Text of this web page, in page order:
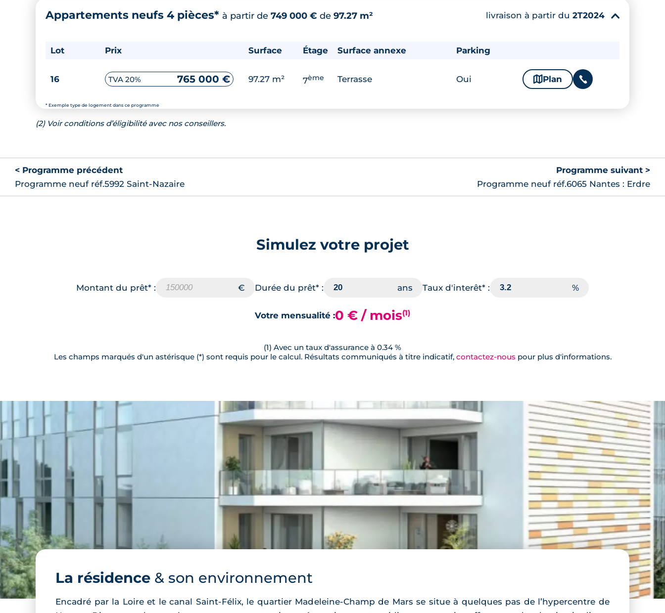
Appartements neufs 4 pièces* à partir de 749 000 € de 97.27 m²
* Exemple type de logement dans ce programme
livraison à partir du 2T2024 ▾
Lot Prix Surface Étage Surface annexe Parking
16 TVA 20% 765 000 € 97.27 m² 7ème Terrasse Oui 🗞 Plan 📞
(2) Voir conditions d’éligibilité avec nos conseillers.
< Programme précédent
Programme neuf réf.5992 Saint-Nazaire
Programme suivant >
Programme neuf réf.6065 Nantes : Erdre
Simulez votre projet
Montant du prêt* : Durée du prêt* : Taux d'interêt* :
Votre mensualité :0 € / mois(1)
(1) Avec un taux d'assurance à 0.34 %
Les champs marqués d'un astérisque (*) sont requis pour le calcul. Résultats communiqués à titre indicatif, contactez-nous pour plus d'informations.
La résidence & son environnement
Encadré par la Loire et le canal Saint-Félix, le quartier Madeleine-Champ de Mars se situe à quelques pas de l’hypercentre de